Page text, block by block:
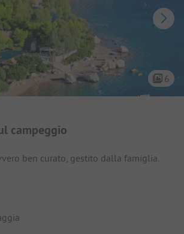
6
campeggio
ben curato, gestito dalla famiglia.